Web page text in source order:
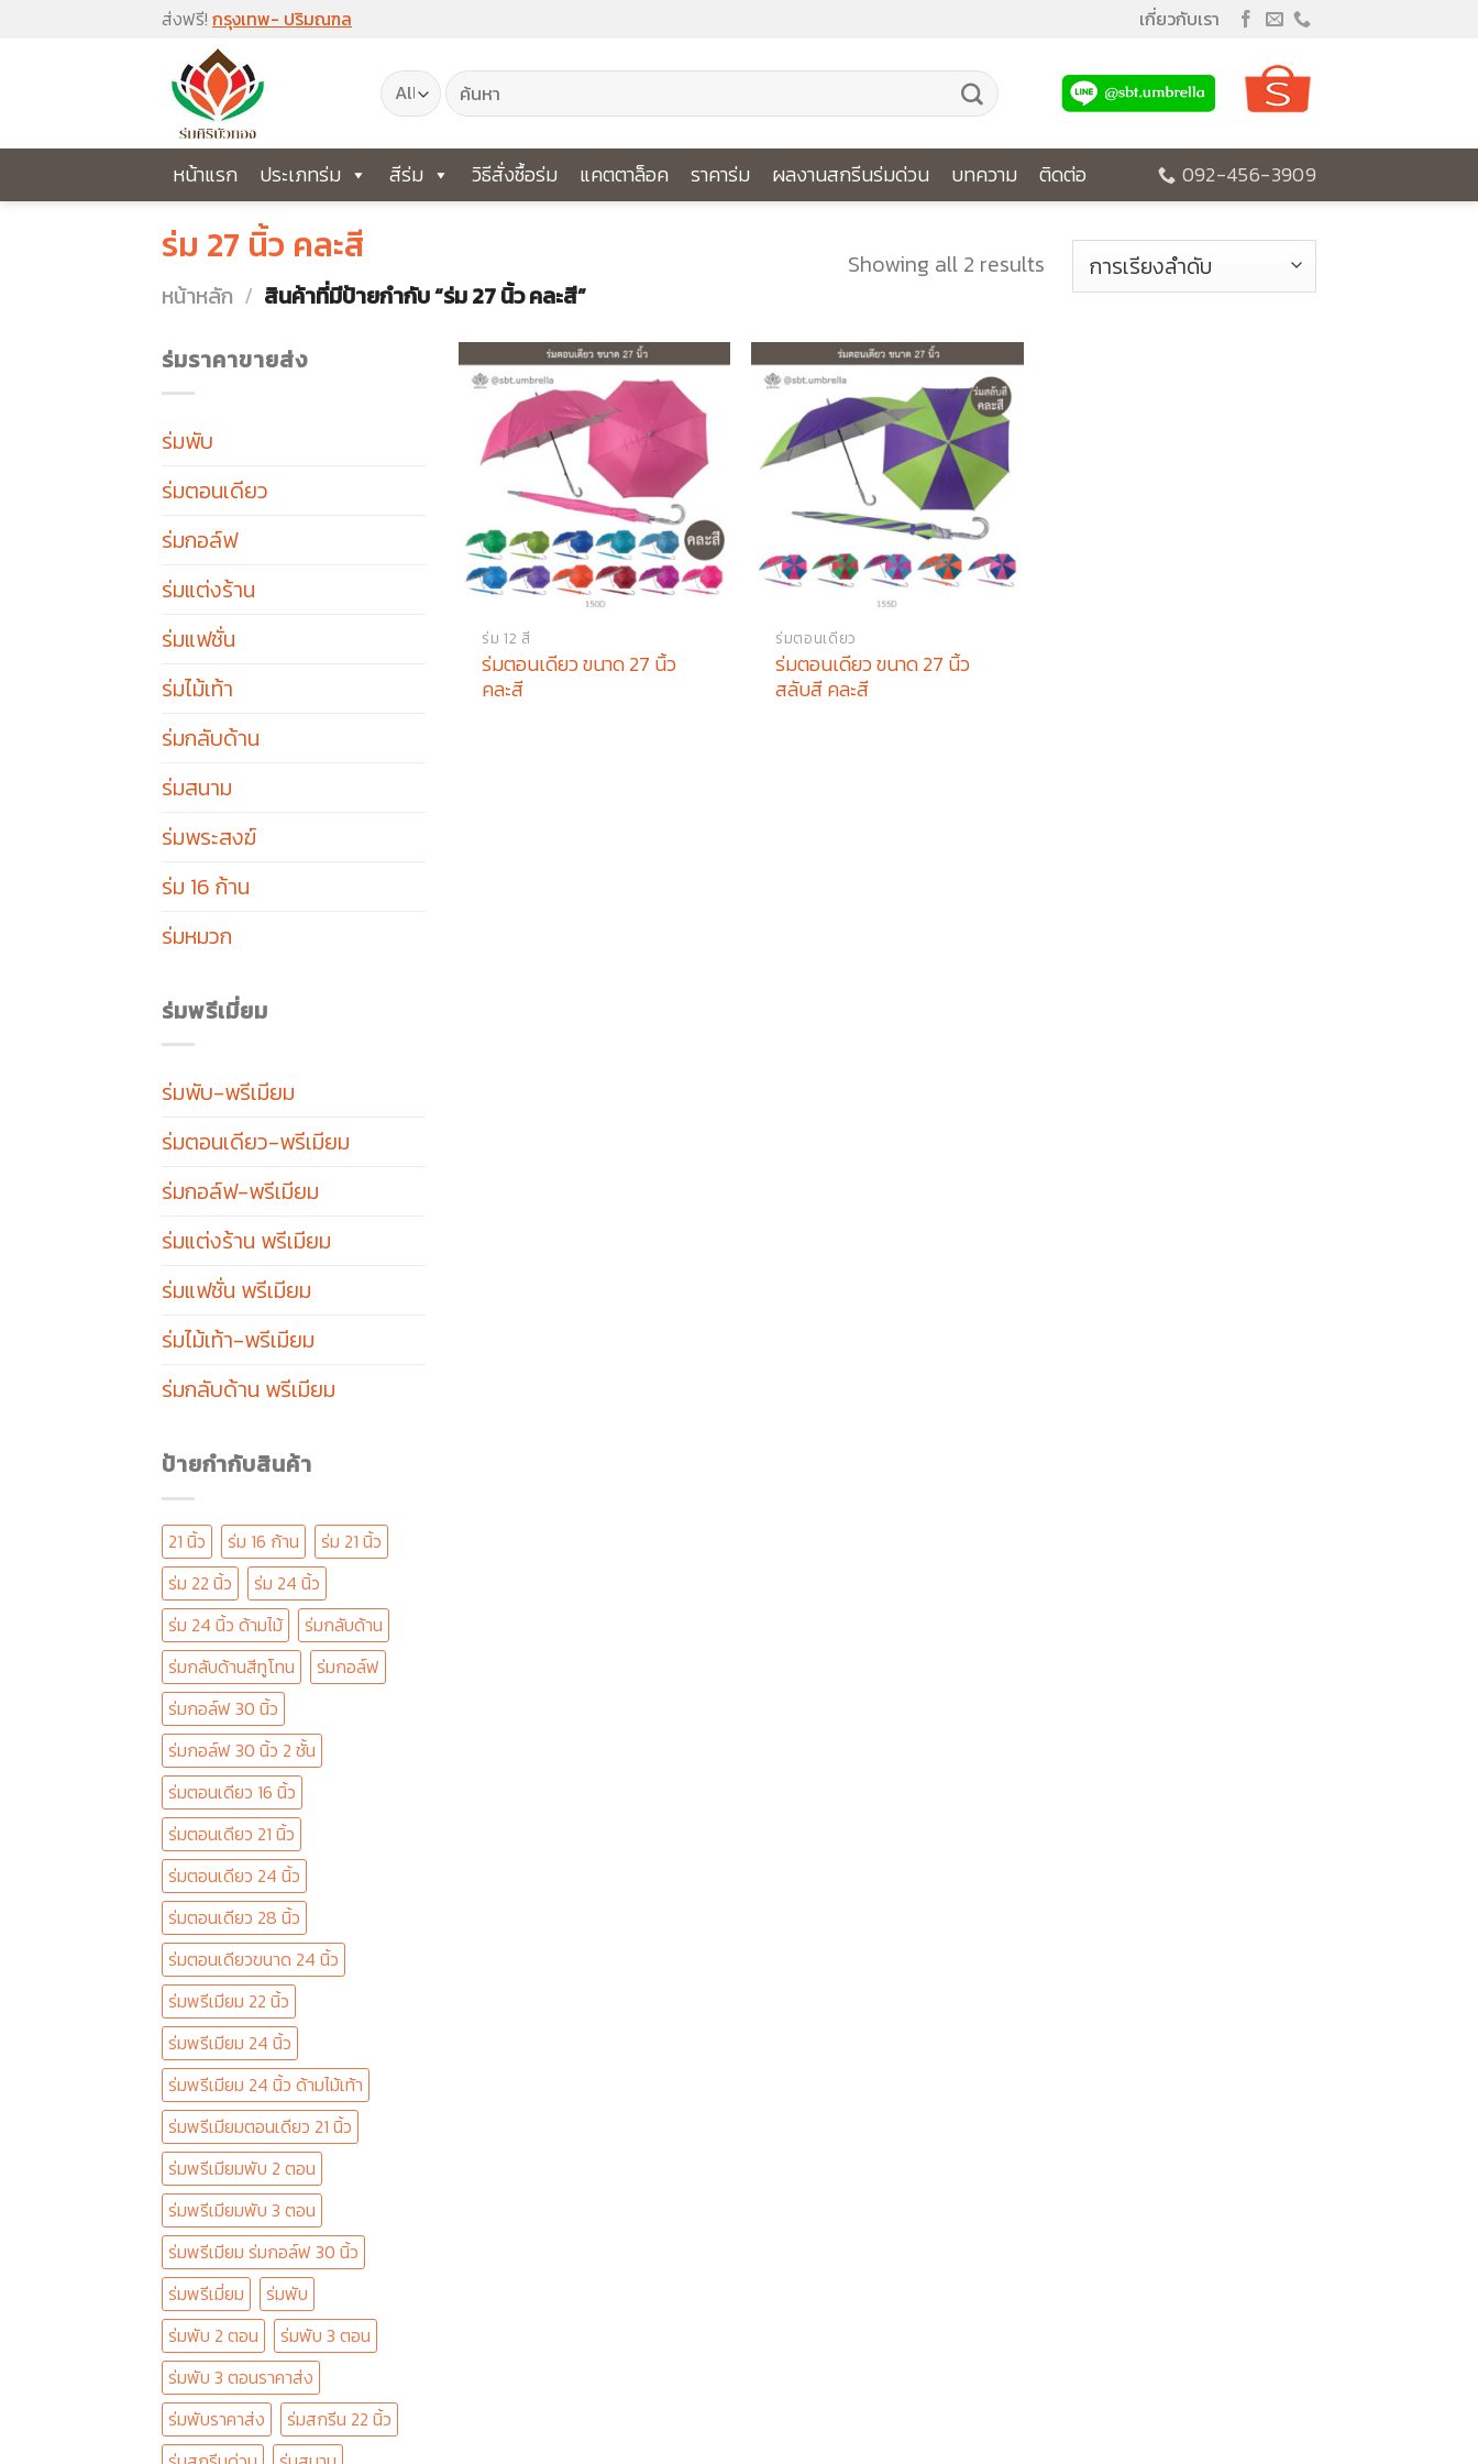
ส่งฟรี! กรุงเทพ- ปริมณฑล เกี่ยวกับเรา
ค้นหา:
หน้าแรก ประเภทร่ม สีร่ม วิธีสั่งซื้อร่ม แคตตาล็อค ราคาร่ม ผลงานสกรีนร่มด่วน บทความ ติดต่อ 092-456-3909
ร่ม 27 นิ้ว คละสี
หน้าหลัก / สินค้าที่มีป้ายกำกับ “ร่ม 27 นิ้ว คละสี”
Showing all 2 results
ร่มราคาขายส่ง
ร่มพับ
ร่มตอนเดียว
ร่มกอล์ฟ
ร่มแต่งร้าน
ร่มแฟชั่น
ร่มไม้เท้า
ร่มกลับด้าน
ร่มสนาม
ร่มพระสงฆ์
ร่ม 16 ก้าน
ร่มหมวก
ร่มพรีเมี่ยม
ร่มพับ-พรีเมียม
ร่มตอนเดียว-พรีเมียม
ร่มกอล์ฟ-พรีเมียม
ร่มแต่งร้าน พรีเมียม
ร่มแฟชั่น พรีเมียม
ร่มไม้เท้า-พรีเมียม
ร่มกลับด้าน พรีเมียม
ป้ายกำกับสินค้า
21 นิ้ว ร่ม 16 ก้าน
ร่ม 21 นิ้ว
ร่ม 22 นิ้ว
ร่ม 24 นิ้ว
ร่ม 24 นิ้ว ด้ามไม้
ร่มกลับด้าน
ร่มกลับด้านสีทูโทน
ร่มกอล์ฟ
ร่มกอล์ฟ 30 นิ้ว
ร่มกอล์ฟ 30 นิ้ว 2 ชั้น
ร่มตอนเดียว 16 นิ้ว
ร่มตอนเดียว 21 นิ้ว
ร่มตอนเดียว 24 นิ้ว
ร่มตอนเดียว 28 นิ้ว
ร่มตอนเดียวขนาด 24 นิ้ว
ร่มพรีเมียม 22 นิ้ว
ร่มพรีเมียม 24 นิ้ว
ร่มพรีเมียม 24 นิ้ว ด้ามไม้เท้า
ร่มพรีเมียมตอนเดียว 21 นิ้ว
ร่มพรีเมียมพับ 2 ตอน
ร่มพรีเมียมพับ 3 ตอน
ร่มพรีเมียม ร่มกอล์ฟ 30 นิ้ว
ร่มพรีเมี่ยม
ร่มพับ
ร่มพับ 2 ตอน
ร่มพับ 3 ตอน
ร่มพับ 3 ตอนราคาส่ง
ร่มพับราคาส่ง
ร่มสกรีน 22 นิ้ว
ร่ม 12 สี
ร่มตอนเดียว ขนาด 27 นิ้ว
คละสี
ร่มตอนเดียว
ร่มตอนเดียว ขนาด 27 นิ้ว
สลับสี คละสี